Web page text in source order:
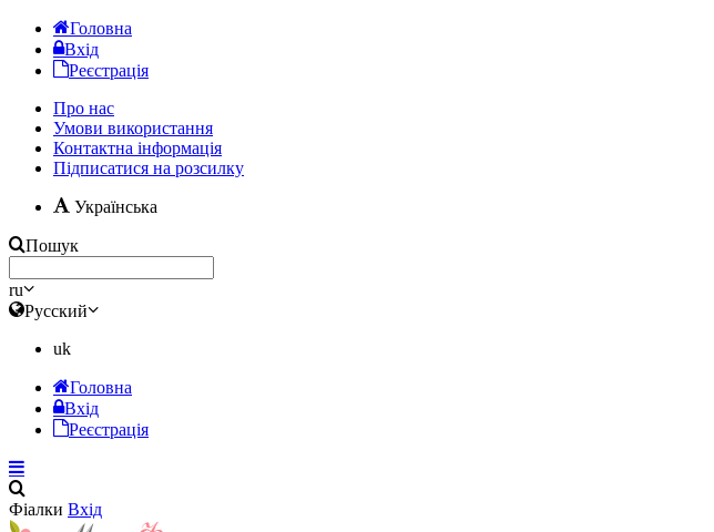
Головна
Вхід
Реєстрація
Про нас
Умови використання
Контактна інформація
Підписатися на розсилку
Українська
Пошук
ru
Русский
uk
Головна
Вхід
Реєстрація
Фіалки Вхід